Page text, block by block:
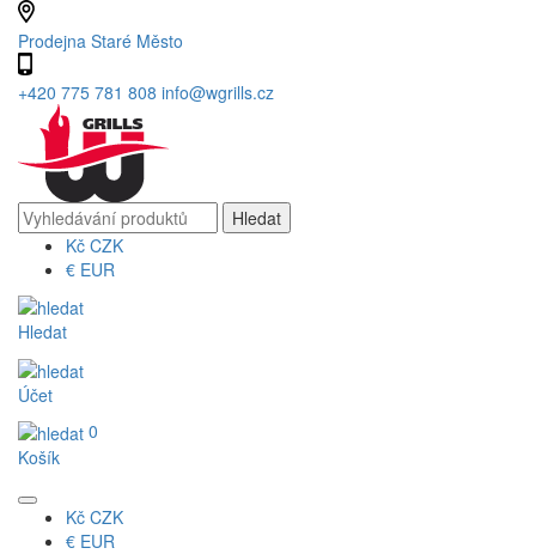
Prodejna Staré Město
+420 775 781 808 info@wgrills.cz
Kč CZK
€ EUR
Hledat
Účet
0
Košík
Kč CZK
€ EUR